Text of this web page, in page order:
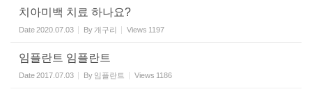
치아미백 치료 하나요?
Date2020.07.03 By 개구리 Views 1197
임플란트 임플란트
Date2017.07.03 By 임플란트 Views 1186